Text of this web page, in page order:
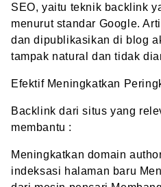
SEO, yaitu teknik backlink
menurut standar Google.
dan dipublikasikan di blog
tampak natural dan tidak
Efektif Meningkatkan
Backlink dari situs yang
membantu :
Meningkatkan domain
indeksasi halaman baru